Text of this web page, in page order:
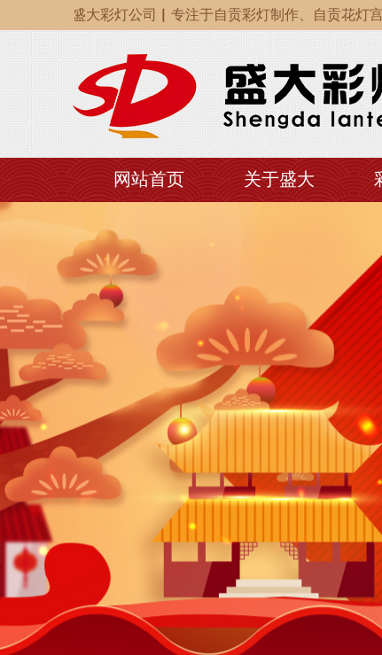
自贡盛大彩灯公司▏专注于自贡彩灯制作、自贡花灯宫灯
自贡盛大彩灯公司▏专注于自贡彩灯制作、自贡花灯宫灯
网站首页 关于盛大